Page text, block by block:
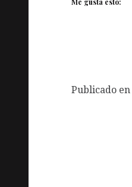
Publicado en